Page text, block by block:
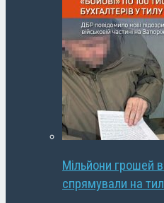
Мільйони грошей
спрямували на